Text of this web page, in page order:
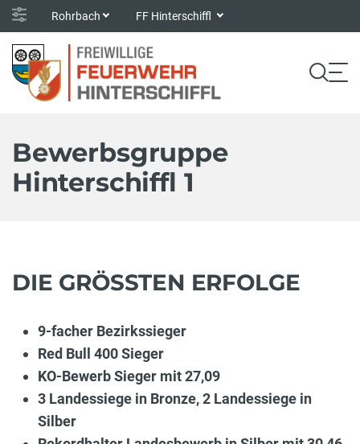
Rohrbach FF Hinterschiffl
Bewerbsgruppe
Hinterschiffl 1
DIE GRÖSSTEN ERFOLGE
9-facher Bezirkssieger
Red Bull 400 Sieger
KO-Bewerb Sieger mit 27,09
3 Landessiege in Bronze, 2 Landessiege in
Silber